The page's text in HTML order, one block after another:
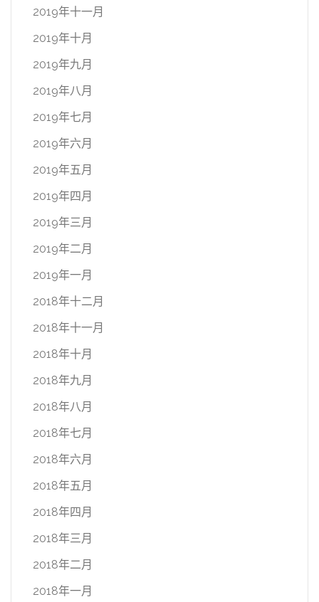
2019年十一月
2019年十月
2019年九月
2019年八月
2019年七月
2019年六月
2019年五月
2019年四月
2019年三月
2019年二月
2019年一月
2018年十二月
2018年十一月
2018年十月
2018年九月
2018年八月
2018年七月
2018年六月
2018年五月
2018年四月
2018年三月
2018年二月
2018年一月